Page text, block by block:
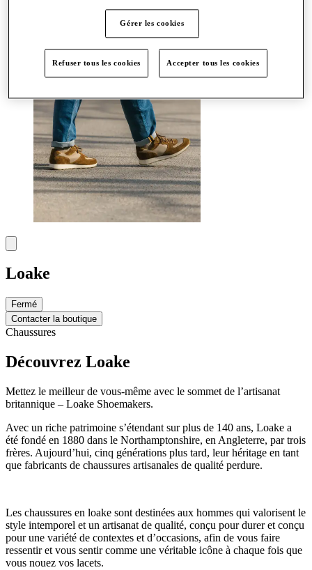
Loake
Fermé
Contacter la boutique
Chaussures
Découvrez Loake
Mettez le meilleur de vous-même avec le sommet de l’artisanat
britannique – Loake Shoemakers.
Avec un riche patrimoine s’étendant sur plus de 140 ans, Loake a
été fondé en 1880 dans le Northamptonshire, en Angleterre, par trois
frères. Aujourd’hui, cinq générations plus tard, leur héritage en tant
que fabricants de chaussures artisanales de qualité perdure.
Les chaussures en loake sont destinées aux hommes qui valorisent le
style intemporel et un artisanat de qualité, conçu pour durer et conçu
pour une variété de contextes et d’occasions, afin de vous faire
ressentir et vous sentir comme une véritable icône à chaque fois que
vous nouez vos lacets.
Gérer les cookies
Refuser tous les cookies Accepter tous les cookies